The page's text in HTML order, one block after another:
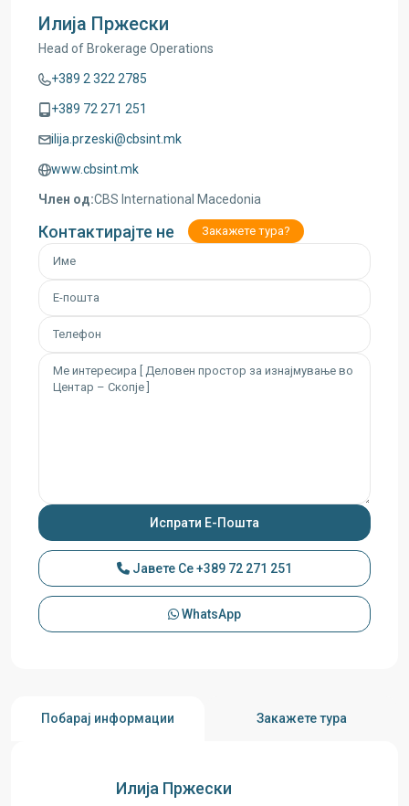
Илија Пржески
Head of Brokerage Operations
+389 2 322 2785
+389 72 271 251
ilija.przeski@cbsint.mk
www.cbsint.mk
Член од:CBS International Macedonia
Контактирајте не Закажете тура?
Јавете Се+389 72 271 251
WhatsApp
Побарај информации Закажете тура
Илија Пржески